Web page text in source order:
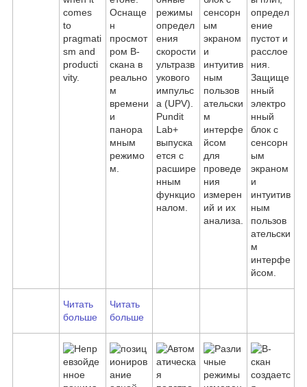
comes
to
pragmati
sm and
producti
vity.
Оснаще
н
просмот
ром B-
скана в
реально
м
времени
и
панора
мным
режимо
м.
режимы
определ
ения
скорости
ультразв
укового
импульс
а (UPV).
Pundit
Lab+
выпуска
ется с
расшире
нным
функцио
налом.
сенсорн
ым
экраном
и
интуитив
ным
пользов
ательски
м
интерфе
йсом
для
проведе
ния
измерен
ий и их
анализа.
определ
ение
пустот и
расслое
ния.
Защище
нный
электро
нный
блок с
сенсорн
ым
экраном
и
интуитив
ным
пользов
ательски
м
интерфе
йсом.
Читать
больше
Читать
больше